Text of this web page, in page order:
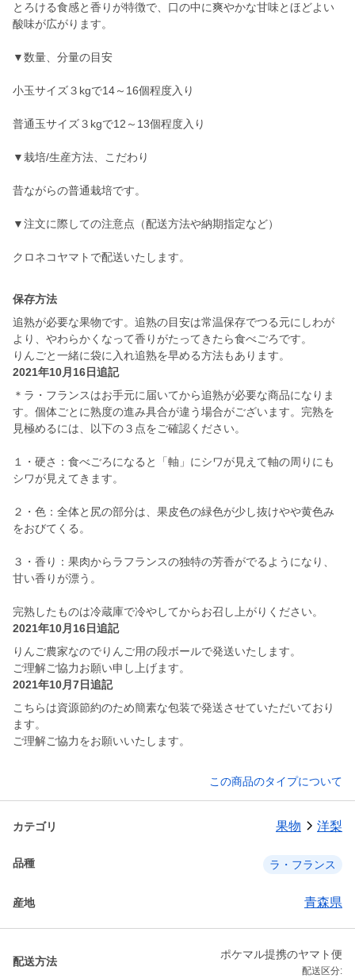
とろける食感と香りが特徴で、口の中に爽やかな甘味とほどよい
酸味が広がります。
▼数量、分量の目安
小玉サイズ３kgで14～16個程度入り
普通玉サイズ３kgで12～13個程度入り
▼栽培/生産方法、こだわり
昔ながらの普通栽培です。
▼注文に際しての注意点（配送方法や納期指定など）
クロネコヤマトで配送いたします。
保存方法
追熟が必要な果物です。追熟の目安は常温保存でつる元にしわが
より、やわらかくなって香りがたってきたら食べごろです。
りんごと一緒に袋に入れ追熟を早める方法もあります。
2021年10月16日追記
＊ラ・フランスはお手元に届いてから追熟が必要な商品になりま
す。個体ごとに熟度の進み具合が違う場合がございます。完熟を
見極めるには、以下の３点をご確認ください。
１・硬さ：食べごろになると「軸」にシワが見えて軸の周りにも
シワが見えてきます。
２・色：全体と尻の部分は、果皮色の緑色が少し抜けやや黄色み
をおびてくる。
３・香り：果肉からラフランスの独特の芳香がでるようになり、
甘い香りが漂う。
完熟したものは冷蔵庫で冷やしてからお召し上がりください。
2021年10月16日追記
りんご農家なのでりんご用の段ボールで発送いたします。
ご理解ご協力お願い申し上げます。
2021年10月7日追記
こちらは資源節約のため簡素な包装で発送させていただいており
ます。
ご理解ご協力をお願いいたします。
この商品のタイプについて
カテゴリ 果物 洋梨
品種 ラ・フランス
産地 青森県
配送方法
ポケマル提携のヤマト便
配送区分: